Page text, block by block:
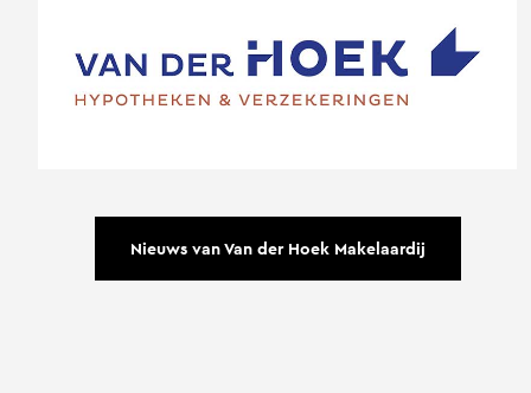
Nieuws van Van der Hoek Makelaardij